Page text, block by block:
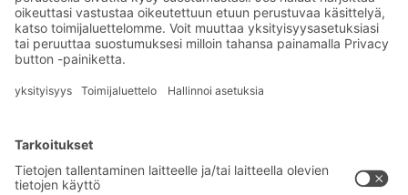
kiinnitysreiät liukuvia väliseiniä varten ja suuri
tilavuus.
Eksklusiiviset alennukset
Tuoteinnovaatiot
BITO-ratkaisut Neuvonta & Palvelu